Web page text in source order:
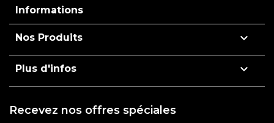
Informations
Nos Produits 
Plus d'infos 
Recevez nos offres spéciales